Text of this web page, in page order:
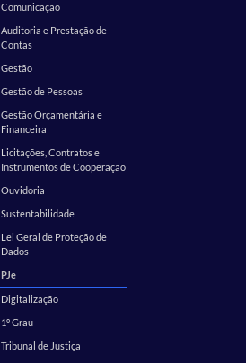
Comunicação
Auditoria e Prestação de
Contas
Gestão
Gestão de Pessoas
Gestão Orçamentária e
Financeira
Licitações, Contratos e
Instrumentos de Cooperação
Ouvidoria
Sustentabilidade
Lei Geral de Proteção de
Dados
PJe
Digitalização
1º Grau
Tribunal de Justiça